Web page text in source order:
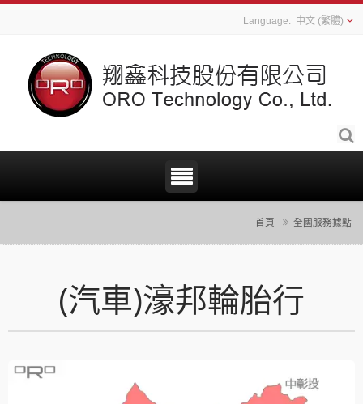
中文 (繁體)
首頁 全國服務據點
(汽車)濠邦輪胎行